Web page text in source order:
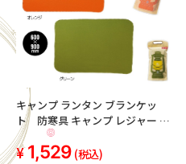
キャンプ ランタン ブランケッ
ト 防寒具 キャンプ レジャー 秋
冬 ブランケット フリース ２
色セット
1,529 (税込)